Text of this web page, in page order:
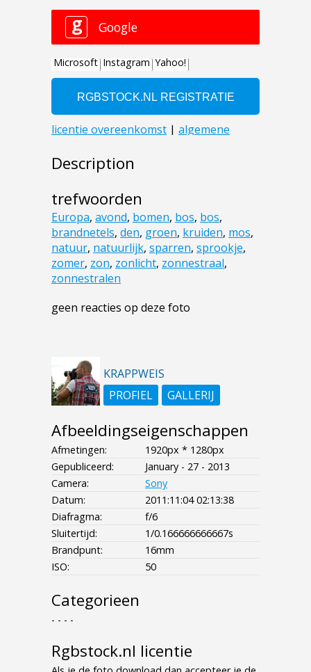
Description
trefwoorden
Europa, avond, bomen, bos, bos,
brandnetels, den, groen, kruiden, mos,
natuur, natuurlijk, sparren, sprookje,
zomer, zon, zonlicht, zonnestraal,
zonnestralen
geen reacties op deze foto
KRAPPWEIS
PROFIEL
GALLERIJ
Afbeeldingseigenschappen
Afmetingen:
1920px * 1280px
Gepubliceerd:
January - 27 - 2013
Camera:
Sony
Datum:
2011:11:04 02:13:38
Diafragma:
f/6
Sluitertijd:
1/0.166666666667s
Brandpunt:
16mm
ISO:
50
Categorieen
- - - -
Rgbstock.nl licentie